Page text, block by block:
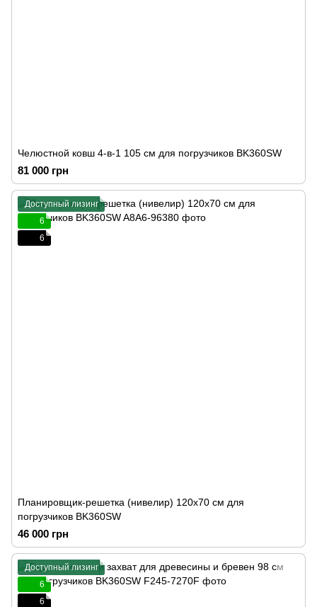
Челюстной ковш 4-в-1 105 см для погрузчиков BK360SW
81 000 грн
Доступный лизинг
6
6
Планировщик-решетка (нивелир) 120x70 см для
погрузчиков BK360SW
46 000 грн
Доступный лизинг
6
6